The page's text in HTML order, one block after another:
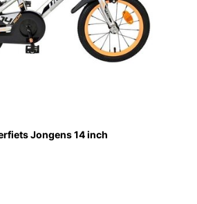
Jongens 14 inch